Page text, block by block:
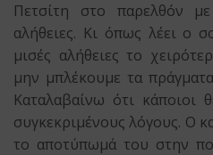
Πετσίτη στο παρελθόν με
αλήθειες. Κι όπως λέει ο
μισές αλήθειες το
μην μπλέκουμε τα
Καταλαβαίνω ότι κάποιοι
συγκεκριμένους λόγους. Ο
το αποτύπωμά του στην